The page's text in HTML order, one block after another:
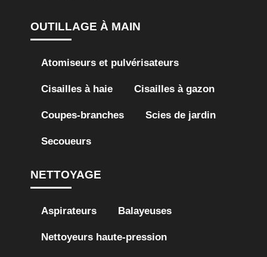
OUTILLAGE À MAIN
Atomiseurs et pulvérisateurs
Cisailles à haie Cisailles à gazon
Coupes-branches Scies de jardin
Secoueurs
NETTOYAGE
Aspirateurs Balayeuses
Nettoyeurs haute-pression